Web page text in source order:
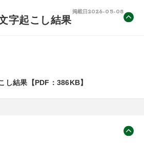
掲載日 2026-05-08
字起こし結果
し結果【PDF：386KB】